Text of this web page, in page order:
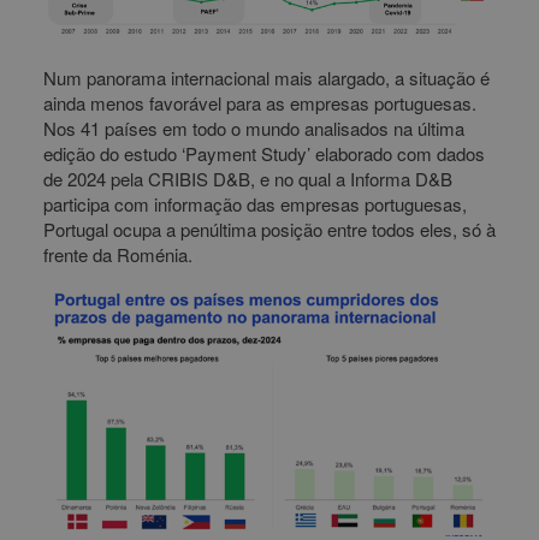
Num panorama internacional mais alargado, a situação é
ainda menos favorável para as empresas portuguesas.
Nos 41 países em todo o mundo analisados na última
edição do estudo ‘Payment Study’ elaborado com dados
de 2024 pela CRIBIS D&B, e no qual a Informa D&B
participa com informação das empresas portuguesas,
Portugal ocupa a penúltima posição entre todos eles, só à
frente da Roménia.